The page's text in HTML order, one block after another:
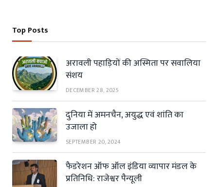
Top Posts
अरावली पहाड़ियों की अस्मिता पर सवालिया
संशय
DECEMBER 28, 2025
दुनिया में अमनचैन, अयुद्ध एवं शांति का
उजाला हो
SEPTEMBER 20, 2024
फैडरेशन ऑफ ऑल इंडिया व्यापार मंडल के
प्रतिनिधि: राजेश्वर पैन्यूली